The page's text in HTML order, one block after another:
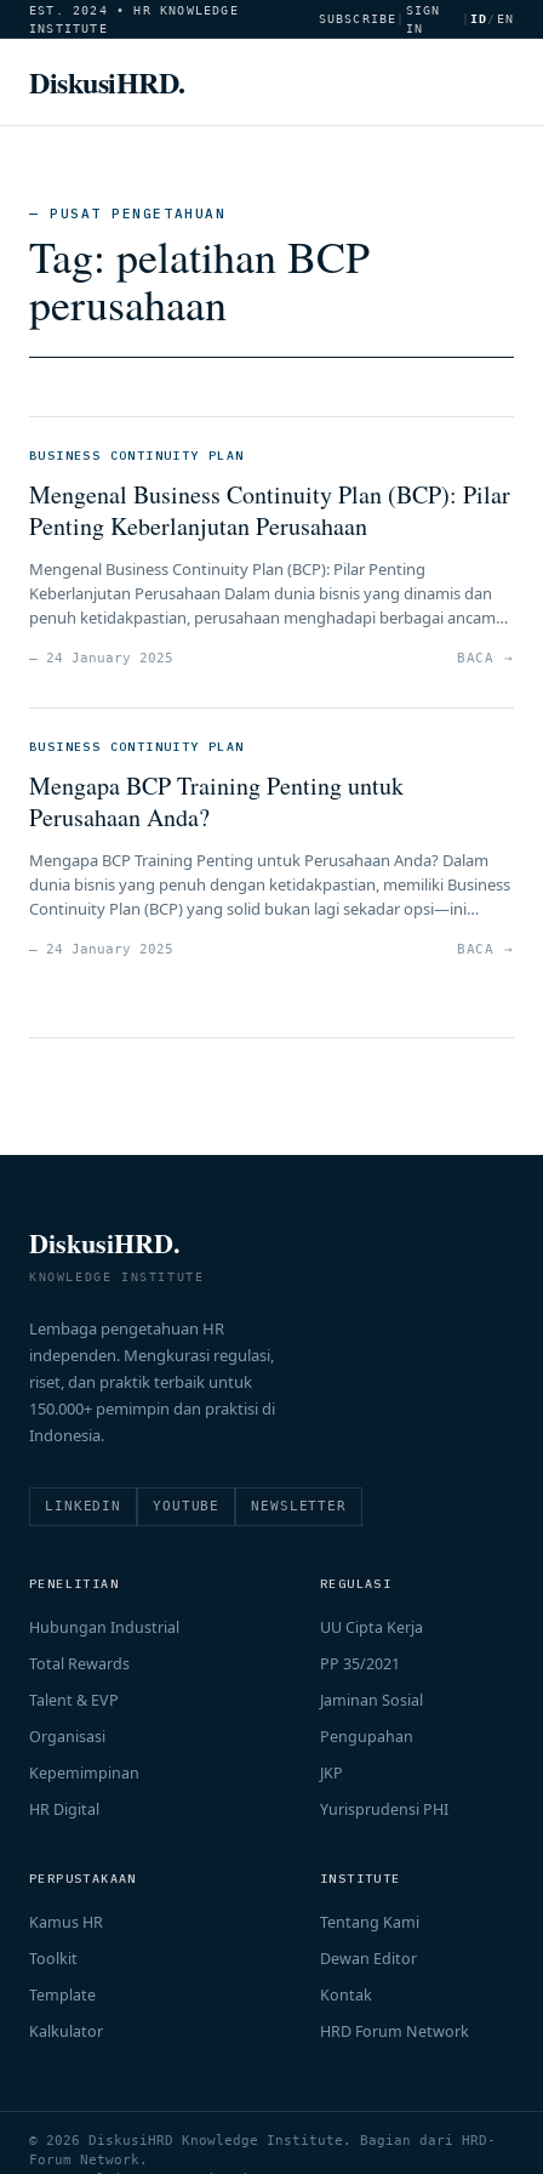
EST. 2024 • HR KNOWLEDGE
INSTITUTE
SUBSCRIBE
SIGN
IN
ID/ EN
DiskusiHRD.
— PUSAT PENGETAHUAN
Tag: pelatihan BCP
perusahaan
BUSINESS CONTINUITY PLAN
Mengenal Business Continuity Plan (BCP): Pilar
Penting Keberlanjutan Perusahaan
Mengenal Business Continuity Plan (BCP): Pilar Penting
Keberlanjutan Perusahaan Dalam dunia bisnis yang dinamis dan
penuh ketidakpastian, perusahaan menghadapi berbagai ancaman
dari bencana alam, kebakaran, pandemi, hingga serangan siber,
tiba. Namun, dengan adanya Business Continuity Plan (BCP),
perusahaan dapat memitigasi risiko tersebut, […]
— 24 January 2025 BACA →
BUSINESS CONTINUITY PLAN
Mengapa BCP Training Penting untuk
Perusahaan Anda?
Mengapa BCP Training Penting untuk Perusahaan Anda? Dalam
dunia bisnis yang penuh dengan ketidakpastian, memiliki Business
Continuity Plan (BCP) yang solid bukan lagi sekadar opsi—ini
pemimpin perusahaan, Anda tentu memahami bahwa gangguan
— 24 January 2025 BACA →
DiskusiHRD.
KNOWLEDGE INSTITUTE
Lembaga pengetahuan HR
independen. Mengkurasi regulasi,
riset, dan praktik terbaik untuk
150.000+ pemimpin dan praktisi di
Indonesia.
LINKEDIN YOUTUBE NEWSLETTER
PENELITIAN
Hubungan Industrial
Total Rewards
Talent & EVP
Organisasi
Kepemimpinan
HR Digital
REGULASI
UU Cipta Kerja
PP 35/2021
Jaminan Sosial
Pengupahan
JKP
Yurisprudensi PHI
PERPUSTAKAAN
Kamus HR
Toolkit
Template
Kalkulator
INSTITUTE
Tentang Kami
Dewan Editor
Kontak
HRD Forum Network
© 2026 DiskusiHRD Knowledge Institute. Bagian dari HRD-
Forum Network.